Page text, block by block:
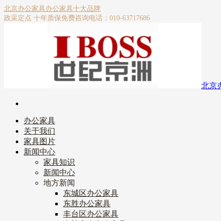
北京办公家具办公家具十大品牌
政采定点 十年质保免费咨询电话：010-63717686
北京
办公家具
关于我们
家具图片
新闻中心
家具知识
新闻中心
地方新闻
东城区办公家具
东胜办公家具
丰台区办公家具